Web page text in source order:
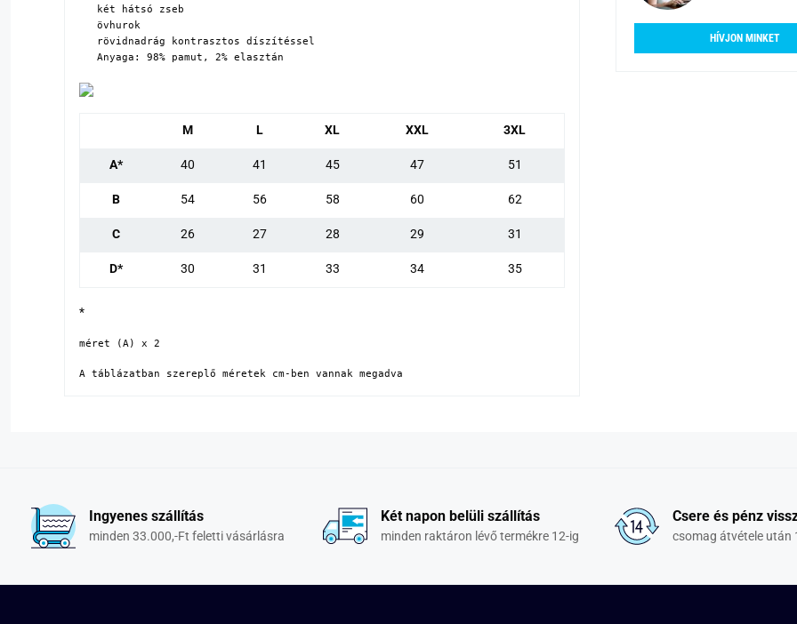
két hátsó zseb
övhurok
rövidnadrág kontrasztos díszítéssel
Anyaga: 98% pamut, 2% elasztán
M L XL XXL 3XL
A* 40 41 45 47 51
B 54 56 58 60 62
C 26 27 28 29 31
D* 30 31 33 34 35
*
méret (A) x 2
A táblázatban szereplő méretek cm-ben vannak megadva
HÍVJON MINKET
Ingyenes szállítás
minden 33.000,-Ft feletti vásárlásra
Két napon belüli szállítás
minden raktáron lévő termékre 12-ig
Csere és pénz
csomag átvétele után